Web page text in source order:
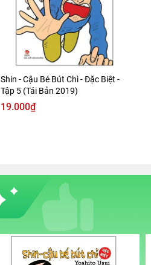
Shin - Cậu Bé Bút Chì - Đặc Biệt -
Tập 5 (Tái Bản 2019)
19.000₫